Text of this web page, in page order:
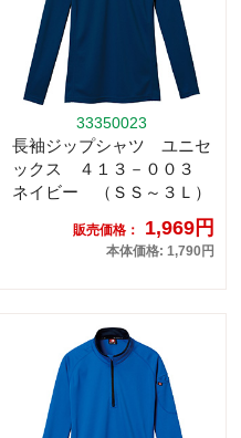
33350023
長袖ジップシャツ ユニセ
ックス ４１３－００３
ネイビー （ＳＳ～３Ｌ）
販売価格： 1,969円
本体価格: 1,790円